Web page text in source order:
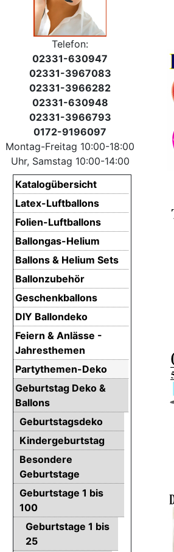
Telefon:
02331-630947
02331-3967083
02331-3966282
02331-630948
02331-3966793
0172-9196097
Montag-Freitag 10:00-18:00
Uhr, Samstag 10:00-14:00
Katalogübersicht
Latex-Luftballons
Folien-Luftballons
Ballongas-Helium
Ballons & Helium Sets
Ballonzubehör
Geschenkballons
DIY Ballondeko
Feiern & Anlässe -
Jahresthemen
Partythemen-Deko
Geburtstag Deko &
Ballons
Geburtstagsdeko
Kindergeburtstag
Besondere
Geburtstage
Geburtstage 1 bis
100
Geburtstage 1 bis
25